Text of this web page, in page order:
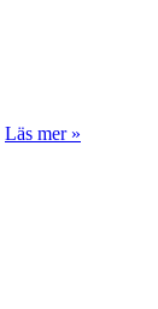
Läs mer »